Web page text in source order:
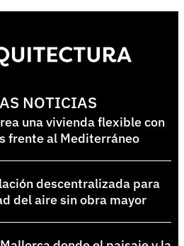
NOTICIAS
una vivienda flexible con
frente al Mediterráneo
descentralizada para
del aire sin obra mayor